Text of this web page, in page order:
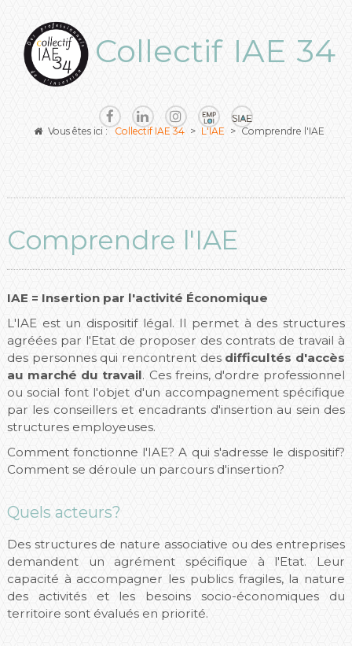
Collectif IAE 34
Vous êtes ici : Collectif IAE 34 > L'IAE > Comprendre l'IAE
Comprendre l'IAE
IAE = Insertion par l'activité Économique
L'IAE est un dispositif légal. Il permet à des structures
agréées par l'Etat de proposer des contrats de travail à
des personnes qui rencontrent des difficultés d'accès
au marché du travail. Ces freins, d'ordre professionnel
ou social font l'objet d'un accompagnement spécifique
par les conseillers et encadrants d'insertion au sein des
structures employeuses.
Comment fonctionne l'IAE? A qui s'adresse le dispositif?
Comment se déroule un parcours d'insertion?
Quels acteurs?
Des structures de nature associative ou des entreprises
demandent un agrément spécifique à l'Etat. Leur
capacité à accompagner les publics fragiles, la nature
des activités et les besoins socio-économiques du
territoire sont évalués en priorité.